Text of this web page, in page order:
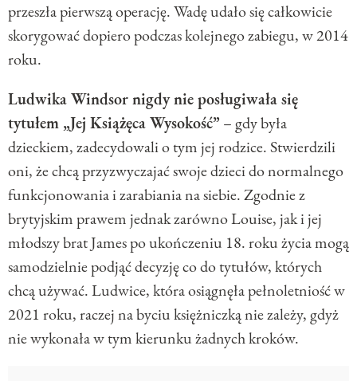
przeszła pierwszą operację. Wadę udało się całkowicie
skorygować dopiero podczas kolejnego zabiegu, w 2014
roku.
Ludwika Windsor nigdy nie posługiwała się
tytułem „Jej Książęca Wysokość” – gdy była
dzieckiem, zadecydowali o tym jej rodzice. Stwierdzili
oni, że chcą przyzwyczajać swoje dzieci do normalnego
funkcjonowania i zarabiania na siebie. Zgodnie z
brytyjskim prawem jednak zarówno Louise, jak i jej
młodszy brat James po ukończeniu 18. roku życia mogą
samodzielnie podjąć decyzję co do tytułów, których
chcą używać. Ludwice, która osiągnęła pełnoletniość w
2021 roku, raczej na byciu księżniczką nie zależy, gdyż
nie wykonała w tym kierunku żadnych kroków.